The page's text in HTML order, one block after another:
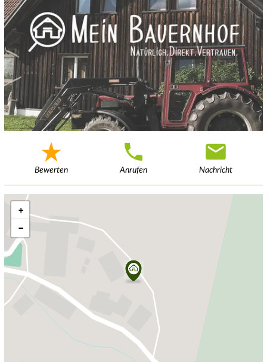
Bewerten Anrufen Nachricht
+
−